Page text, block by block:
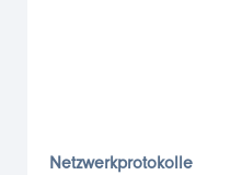
Netzwerkprotokolle